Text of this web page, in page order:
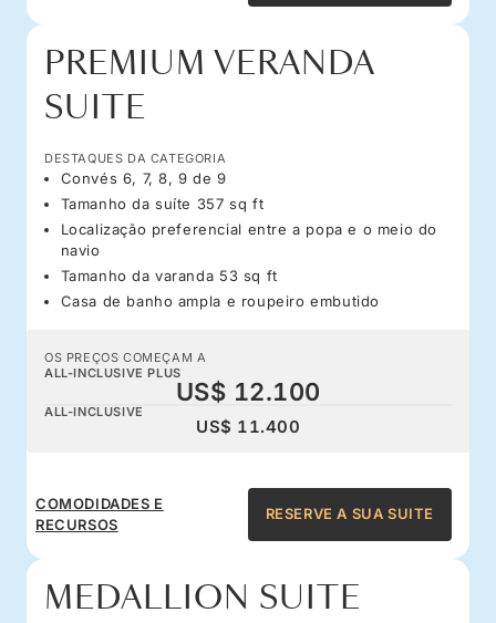
PREMIUM VERANDA
SUITE
DESTAQUES DA CATEGORIA
Convés 6, 7, 8, 9 de 9
Tamanho da suíte 357 sq ft
Localização preferencial entre a popa e o meio do
navio
Tamanho da varanda 53 sq ft
Casa de banho ampla e roupeiro embutido
OS PREÇOS COMEÇAM A
ALL-INCLUSIVE PLUS
US$ 12.100
ALL-INCLUSIVE
US$ 11.400
COMODIDADES E
RECURSOS
RESERVE A SUA SUITE
MEDALLION SUITE